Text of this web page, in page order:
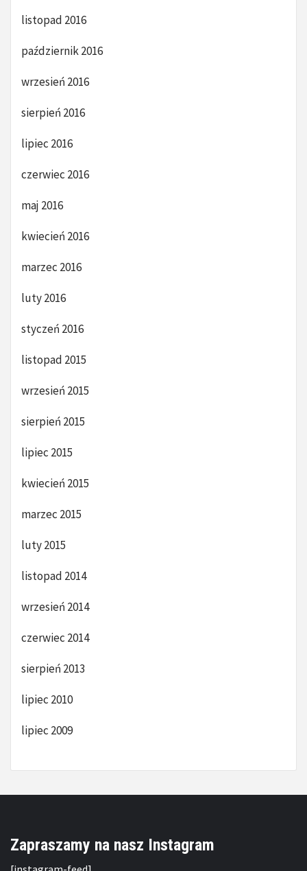
listopad 2016
październik 2016
wrzesień 2016
sierpień 2016
lipiec 2016
czerwiec 2016
maj 2016
kwiecień 2016
marzec 2016
luty 2016
styczeń 2016
listopad 2015
wrzesień 2015
sierpień 2015
lipiec 2015
kwiecień 2015
marzec 2015
luty 2015
listopad 2014
wrzesień 2014
czerwiec 2014
sierpień 2013
lipiec 2010
lipiec 2009
Zapraszamy na nasz Instagram